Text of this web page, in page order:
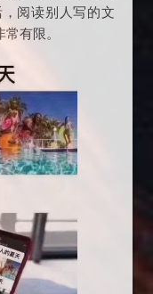
阅读别人写的文
有限。